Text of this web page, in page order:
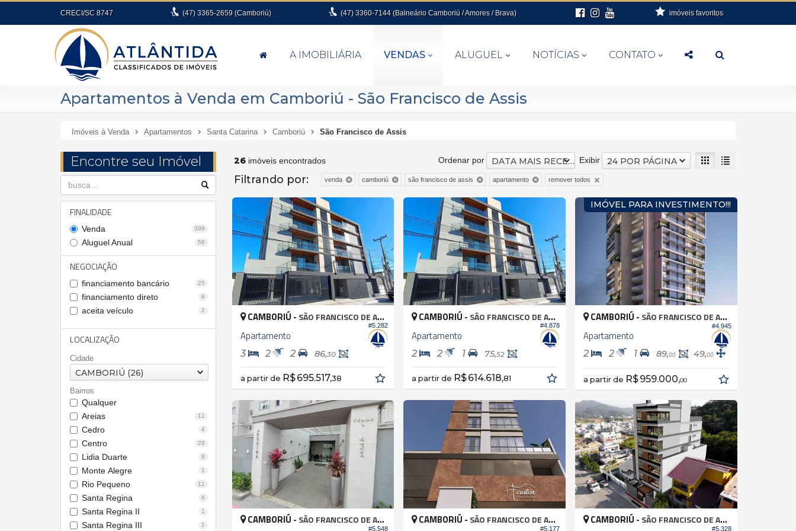
CRECI/SC 8747 (47) 3365-2659 (Camboriú) (47) 3360-7144 (Balneário Camboriú / Amores / Brava) imóveis favoritos
A IMOBILIÁRIA VENDAS ALUGUEL NOTÍCIAS CONTATO
Apartamentos à Venda em Camboriú - São Francisco de Assis
Imóveis à Venda Apartamentos Santa Catarina Camboriú São Francisco de Assis
Encontre seu Imóvel
FINALIDADE
Venda 398
Aluguel Anual 58
NEGOCIAÇÃO
financiamento bancário 25
financiamento direto 9
aceita veículo 2
LOCALIZAÇÃO
Cidade
CAMBORIÚ (26)
Bairros
Qualquer
Areias
11
Cedro 4
Centro 28
Lidia Duarte 9
Monte Alegre 1
Rio Pequeno 11
Santa Regina 6
Santa Regina II 1
Santa Regina III 1
26imóveis encontrados Exibir 24 POR PÁGINA
Ordenar por DATA MAIS RECENTE
Filtrando por: venda camboriú são francisco de assis apartamento remover todos
#5.282
CAMBORIÚ - SÃO FRANCISCO DE ASSIS
Apartamento
3 2 2 86,30
a partir de R$ 695.517,38
#4.878
CAMBORIÚ - SÃO FRANCISCO DE ASSIS
Apartamento
2 2 1 75,52
a partir de R$ 614.618,81
IMÓVEL PARA INVESTIMENTO!!!
#4.945
CAMBORIÚ - SÃO FRANCISCO DE ASSIS
Apartamento
2 2 1 89,00 49,00
a partir de R$ 959.000,00
#5.548
CAMBORIÚ - SÃO FRANCISCO DE ASSIS
#5.177
CAMBORIÚ - SÃO FRANCISCO DE ASSIS
#5.328
CAMBORIÚ - SÃO FRANCISCO DE ASSIS